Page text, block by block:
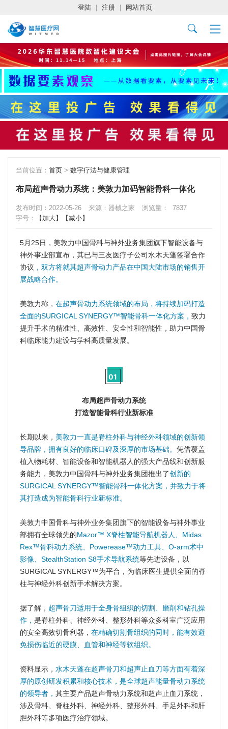
登陆 注册 网站首页
当前位置： 首页 > 数字疗法与健康管理
布局超声骨动力系统：美敦力加码智能骨科一体化
发布时间：2022-05-26 来源：器械之家 浏览量：
7837
字号：
【加大】 【减小】
5月25日，美敦力中国骨科与神外业务集团旗下智能设备与
神外事业部宣布，其已与三友医疗子公司水木天蓬签署合作
协议 ，双方将就其超声骨动力产品在中国大陆市场的销售开
展战略合作。
美敦力称， 在超声骨动力系统领域的布局，将持续加码打造
全面的SURGICAL SYNERGY™智能骨科一体化方案， 致力
提升手术的精准性、高效性、安全性和智能性，助力中国骨
科临床能力建设与学科高质量发展。
01
布局超声骨动力系统
打造智能骨科行业新标准
长期以来， 美敦力一直是脊柱外科与神经外科领域的创新领
导品牌，拥有良好的临床口碑及深厚的市场基础。 凭借覆盖
植入物耗材、智能设备和智能机器人的强大产品线和创新服
务能力，美敦力中国骨科与神外业务集团推出了创新的
SURGICAL SYNERGY™智能骨科一体化方案，并致力于将
其打造成为智能骨科行业新标准。
美敦力中国骨科与神外业务集团旗下的智能设备与神外事业
部拥有全球领先的Mazor™ X脊柱智能导航机器人、Midas
Rex™骨科动力系统、Powerease™动力工具、O-arm术中
影像、StealthStation S8手术导航系统等先进设备，以
SURGICAL SYNERGY™为平台，为临床医生提供全面的脊
柱与神经外科创新手术解决方案。
据了解， 超声骨刀适用于全身骨组织的切割、磨削和钻孔操
作， 是脊柱外科、神经外科、整形外科等众多科室广泛应用
的安全高效切骨利器， 在精确切割骨组织的同时，能有效避
免损伤临近的硬膜、血管和神经等软组织。
资料显示， 水木天蓬在超声骨刀和超声止血刀等方面有着深
厚的原创研发积累和核心技术，是全球超声能量骨动力系统
的领导者， 其主要产品超声骨动力系统和超声止血刀系统，
涉及骨科、脊柱外科、神经外科、整形外科、手足外科和肝
胆外科等多项医疗治疗领域。